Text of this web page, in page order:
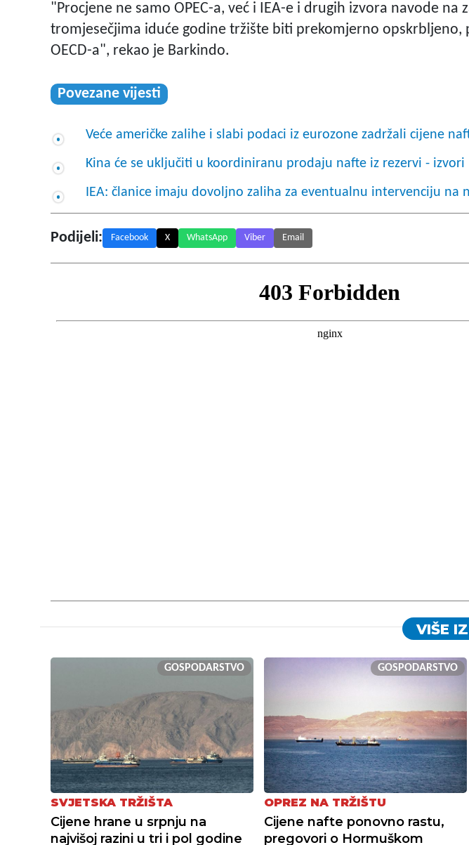
"Procjene ne samo OPEC-a, već i IEA-e i drugih izvora navode na
tromjesečjima iduće godine tržište biti prekomjerno opskrbljeno,
OECD-a", rekao je Barkindo.
Povezane vijesti
Veće američke zalihe i slabi podaci iz eurozone zadržali cijene
Kina će se uključiti u koordiniranu prodaju nafte iz rezervi - izvori
IEA: članice imaju dovoljno zaliha za eventualnu intervenciju na
Podijeli: Facebook X WhatsApp Viber Email
VIŠE
GOSPODARSTVO
SVJETSKA TRŽIŠTA
Cijene hrane u srpnju na
najvišoj razini u tri i pol godine
GOSPODARSTVO
OPREZ NA TRŽIŠTU
Cijene nafte ponovno rastu,
pregovori o Hormuškom